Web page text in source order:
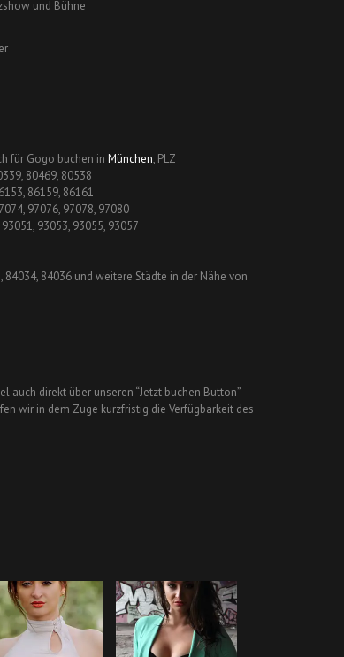
und Bühne
für Gogo buchen in München, PLZ
80469, 80538
86159, 86161
97076, 97078, 97080
93051, 93053, 93055, 93057
84034, 84036 und weitere Städte in der Nähe von
auch direkt über unseren “Jetzt buchen Button”
wir in dem Zuge kurzfristig die Verfügbarkeit des